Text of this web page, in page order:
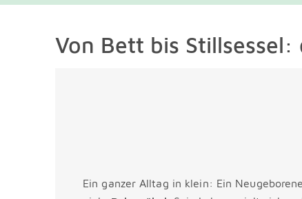
Von Bett bis
Ein ganzer Alltag in klein: Ein